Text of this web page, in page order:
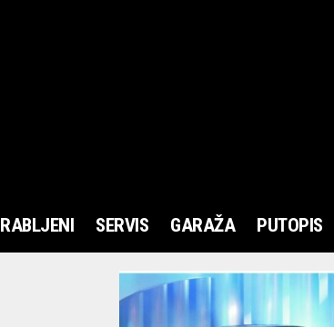
RABLJENI SERVIS GARAŽA PUTOPIS